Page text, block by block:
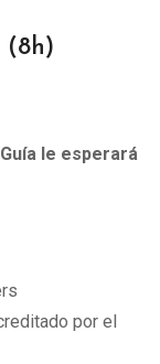
(8h)
le esperará
por el